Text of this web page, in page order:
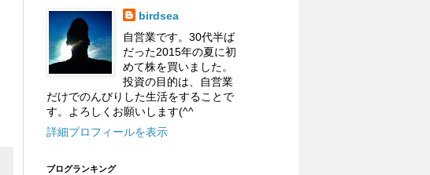
birdsea
自営業です。30代半ば
だった2015年の夏に初
めて株を買いました。
投資の目的は、自営業
だけでのんびりした生活をすることで
す。よろしくお願いします(^^
詳細プロフィールを表示
ブログランキング